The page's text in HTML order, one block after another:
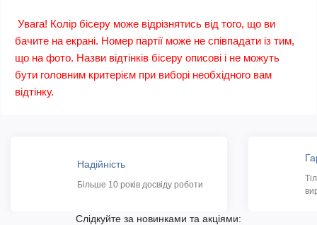
Увага! Колір бісеру може відрізнятись від того, що ви
бачите на екрані. Номер партії може не співпадати із тим,
що на фото. Назви відтінків бісеру описові і не можуть
бути головним критерієм при виборі необхідного вам
відтінку.
Надійність
Більше 10 років досвіду роботи
Слідкуйте за новинками та акціями: